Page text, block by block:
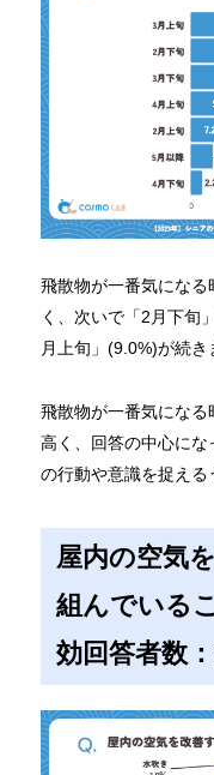
飛散物が一番気にな
く、次いで「2月下旬
月上旬」(9.0%)が続き
飛散物が一番気にな
高く、回答の中心に
の行動や意識を捉える
屋内の空気
組んでいる
効回答者数：